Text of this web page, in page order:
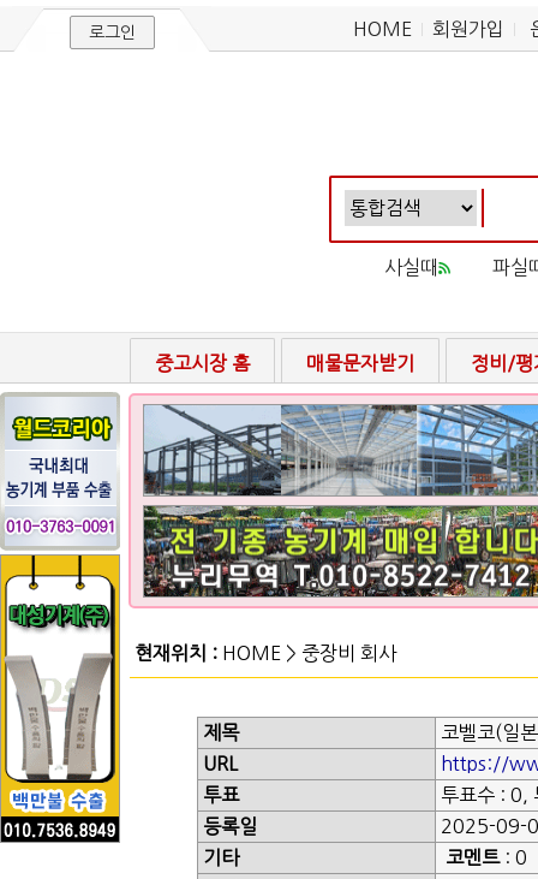
로그인 HOME 회원가입
사실때 파실
중고시장 홈 매물문자받기 정비/평
현재위치 : HOME > 중장비 회사
제목
코벨코(일
URL
https://
투표
투표수 : 0,
등록일
2025-09-
기타
코멘트: 0